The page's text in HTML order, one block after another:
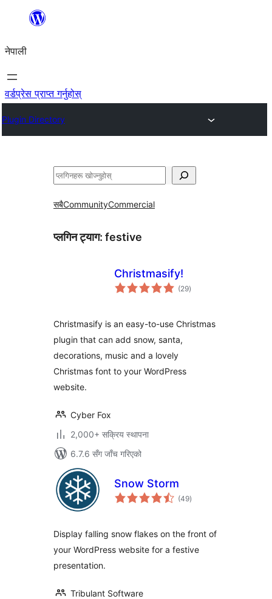
सामग्रीमा
नेपाली
वर्डप्रेस प्राप्त गर्नुहोस्
Plugin Directory
खोज्नुहोस्
सबैCommunityCommercial
प्लगिन ट्याग: festive
Christmasify!
(29कुल
रेटिङ्गहरू
)
Christmasify is an easy-to-use Christmas
plugin that can add snow, santa,
decorations, music and a lovely
Christmas font to your WordPress
website.
Cyber Fox
2,000+ सक्रिय स्थापना
6.7.6 सँग जाँच गरिएको
Snow Storm
(49कुल
रेटिङ्गहरू
)
Display falling snow flakes on the front of
your WordPress website for a festive
presentation.
Tribulant Software